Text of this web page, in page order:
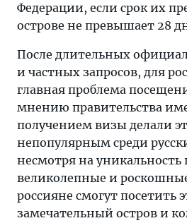
Федерации, если срок их
острове не превышает 28
После длительных
и частных запросов, для
главная проблема
мнению правительства
получением визы делали
непопулярным среди
несмотря на
великолепные и
россияне смогут посетить
замечательный остров и